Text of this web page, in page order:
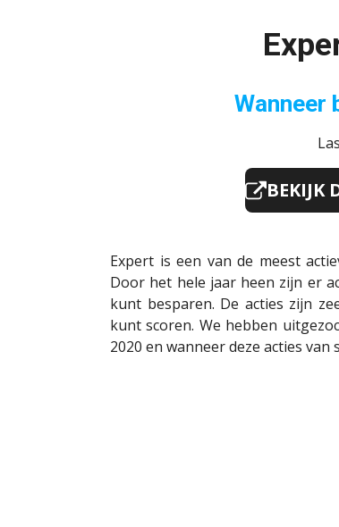
Wanneer
BEKIJK
Expert is een van de meest
Door het hele jaar heen zijn er
kunt besparen. De acties zijn
kunt scoren. We hebben
2020 en wanneer deze acties van